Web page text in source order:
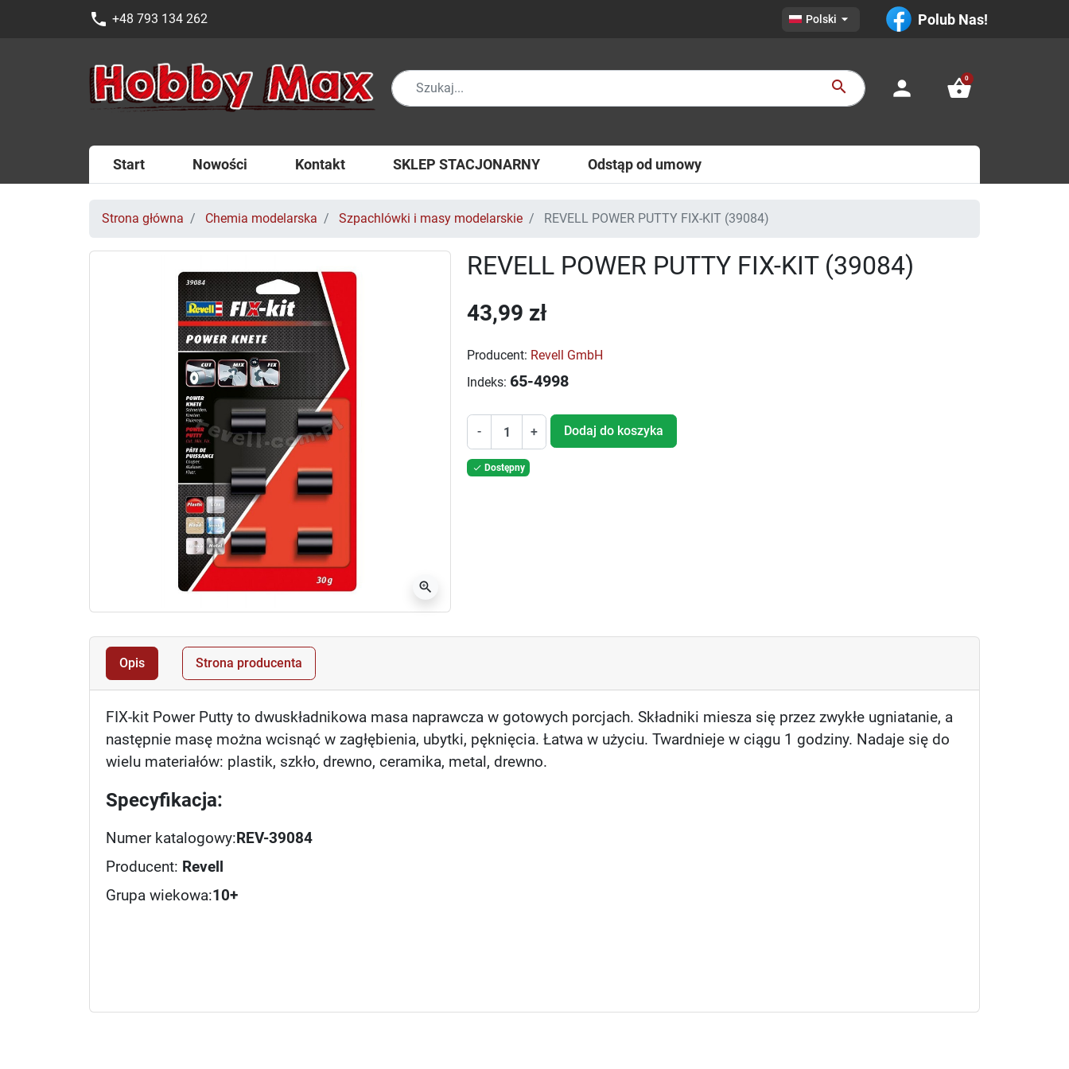
phone +48 793 134 262 Polski  Polub Nas!
search person shopping_basket
0
Start Nowości Kontakt SKLEP STACJONARNY Odstąp od umowy
Strona główna Chemia modelarska Szpachlówki i masy modelarskie REVELL POWER PUTTY FIX-KIT (39084)
zoom_in
REVELL POWER PUTTY FIX-KIT (39084)
43,99 zł
Producent: Revell GmbH
Indeks: 65-4998
- + Dodaj do koszyka
 Dostępny
Opis Strona producenta
FIX-kit Power Putty to dwuskładnikowa masa naprawcza w gotowych porcjach. Składniki miesza się przez zwykłe ugniatanie, a
następnie masę można wcisnąć w zagłębienia, ubytki, pęknięcia. Łatwa w użyciu. Twardnieje w ciągu 1 godziny. Nadaje się do
wielu materiałów: plastik, szkło, drewno, ceramika, metal, drewno.
Specyfikacja:
Numer katalogowy: REV-39084
Producent: Revell
Grupa wiekowa:10+